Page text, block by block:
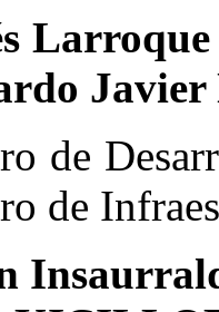
de
de